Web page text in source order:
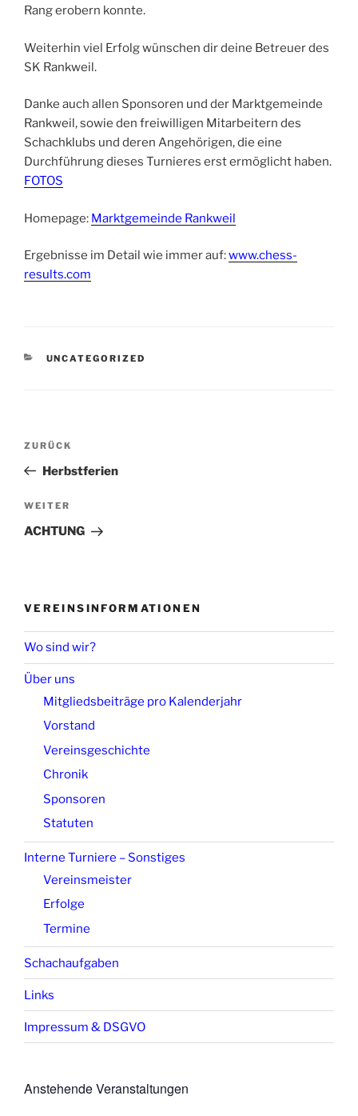
Rang erobern konnte.
Weiterhin viel Erfolg wünschen dir deine Betreuer des
SK Rankweil.
Danke auch allen Sponsoren und der Marktgemeinde
Rankweil, sowie den freiwilligen Mitarbeitern des
Schachklubs und deren Angehörigen, die eine
Durchführung dieses Turnieres erst ermöglicht haben.
FOTOS
Homepage: Marktgemeinde Rankweil
Ergebnisse im Detail wie immer auf:www.chess-
results.com
KATEGORIEN
UNCATEGORIZED
Beitragsnavigation
Vorheriger
Beitrag
ZURÜCK
Herbstferien
Nächster
Beitrag
WEITER
ACHTUNG
VEREINSINFORMATIONEN
Wo sind wir?
Über uns
Mitgliedsbeiträge pro Kalenderjahr
Vorstand
Vereinsgeschichte
Chronik
Sponsoren
Statuten
Interne Turniere – Sonstiges
Vereinsmeister
Erfolge
Termine
Schachaufgaben
Links
Impressum & DSGVO
Anstehende Veranstaltungen